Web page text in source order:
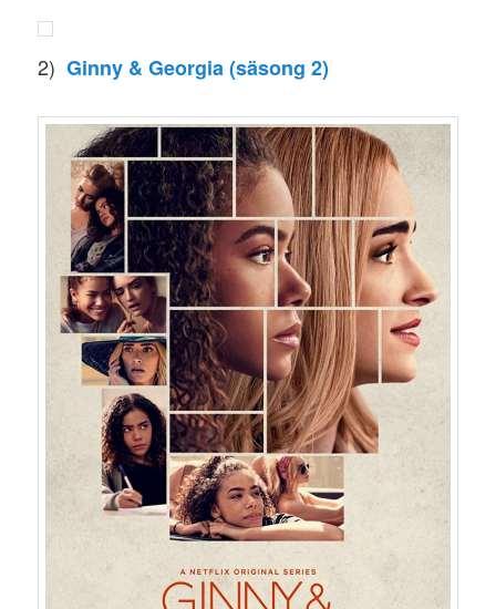
2)Ginny & Georgia (säsong 2)